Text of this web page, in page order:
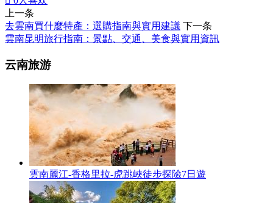
上一条
去雲南買什麼特產：選購指南與實用建議 下一条
雲南昆明旅行指南：景點、交通、美食與實用資訊
云南旅游
雲南麗江-香格里拉-虎跳峽徒步探險7日遊